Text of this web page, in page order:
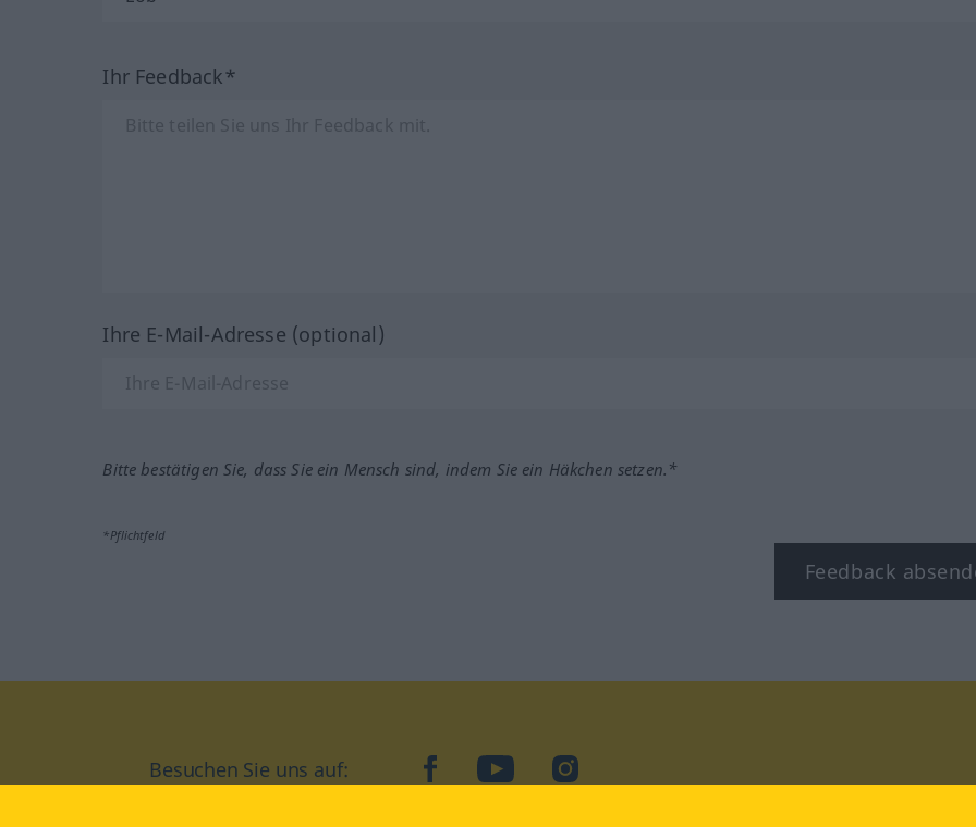
Ihr Feedback*
Ihre E-Mail-Adresse (optional)
Bitte bestätigen Sie, dass Sie ein Mensch sind, indem Sie ein Häkchen setzen.*
*Pflichtfeld
Feedback
Besuchen Sie uns auf: facebookYouTubeInstagram